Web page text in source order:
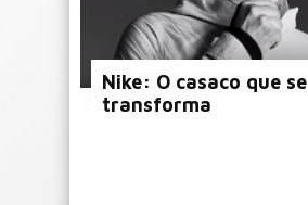
Nike: O casaco que se
transforma